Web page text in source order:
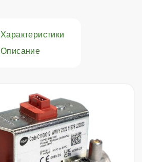
Характеристики
Описание